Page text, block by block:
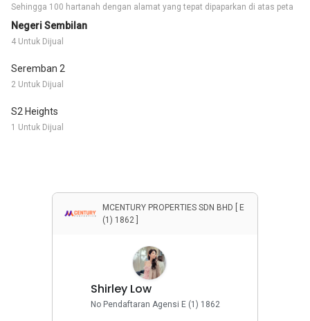
Negeri Sembilan
4 Untuk Dijual
Seremban 2
2 Untuk Dijual
S2 Heights
1 Untuk Dijual
Sehingga 100 hartanah dengan alamat yang tepat dipaparkan di atas peta
MCENTURY PROPERTIES SDN BHD [ E
(1) 1862 ]
Shirley Low
No Pendaftaran Agensi E (1) 1862